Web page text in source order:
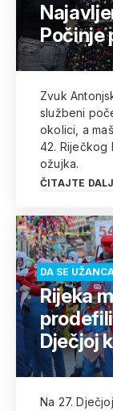
Počinje
Zvuk
službeni
okolici, a
42. Riječkog
ožujka.
ČITAJTE
DA SE
Rijeka
Dječjoj
Na 27.